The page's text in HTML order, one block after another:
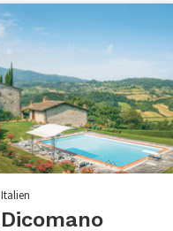
Italien
Dicomano